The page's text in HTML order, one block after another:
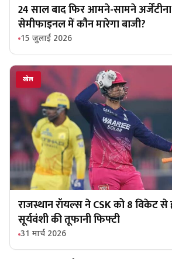
24 साल बाद फिर आमने-सामने
सेमीफाइनल में कौन मारेगा बाजी?
15 जुलाई 2026
खेल
राजस्थान रॉयल्स ने CSK को 8 विकेट से
सूर्यवंशी की तूफानी फिफ्टी
31 मार्च 2026